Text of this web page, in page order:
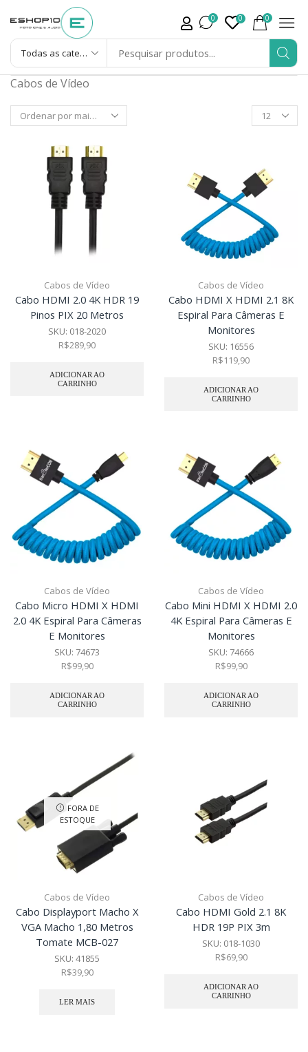
0 0 0
Cabos de Vídeo
Cabos de Vídeo
Cabo HDMI 2.0 4K HDR 19
Pinos PIX 20 Metros
SKU: 018-2020
R$289,90
ADICIONAR AO
CARRINHO
Cabos de Vídeo
Cabo HDMI X HDMI 2.1 8K
Espiral Para Câmeras E
Monitores
SKU: 16556
R$119,90
ADICIONAR AO
CARRINHO
Cabos de Vídeo
Cabo Micro HDMI X HDMI
2.0 4K Espiral Para Câmeras
E Monitores
SKU: 74673
R$99,90
ADICIONAR AO
CARRINHO
Cabos de Vídeo
Cabo Mini HDMI X HDMI 2.0
4K Espiral Para Câmeras E
Monitores
SKU: 74666
R$99,90
ADICIONAR AO
CARRINHO
FORA DE
ESTOQUE
Cabos de Vídeo
Cabo Displayport Macho X
VGA Macho 1,80 Metros
Tomate MCB-027
SKU: 41855
R$39,90
LER MAIS
Cabos de Vídeo
Cabo HDMI Gold 2.1 8K
HDR 19P PIX 3m
SKU: 018-1030
R$69,90
ADICIONAR AO
CARRINHO